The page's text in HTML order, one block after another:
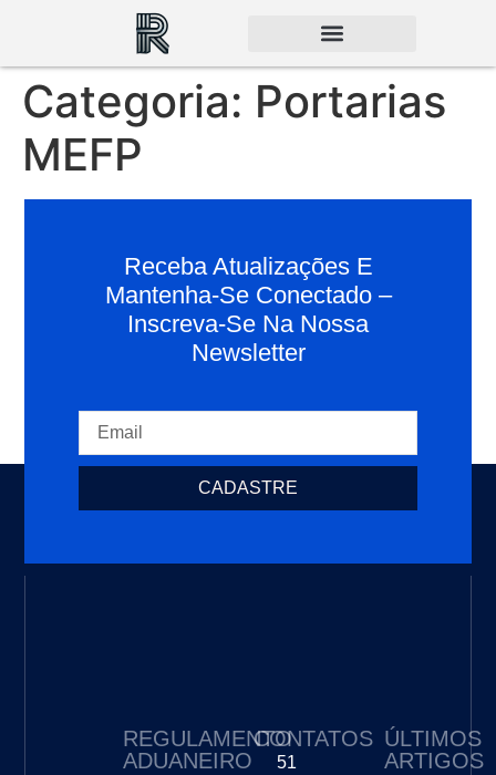
Categoria: Portarias
MEFP
Receba Atualizações E
Mantenha-Se Conectado –
Inscreva-Se Na Nossa
Newsletter
CADASTRE
REGULAMENTO
ADUANEIRO
CONTATOS
51
ÚLTIMOS
ARTIGOS